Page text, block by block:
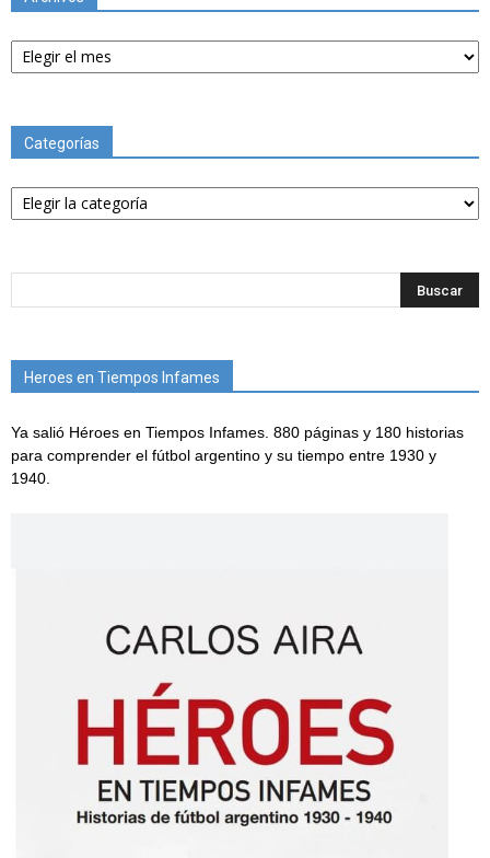
Archivos
Categorías
Categorías
Heroes en Tiempos Infames
Ya salió Héroes en Tiempos Infames. 880 páginas y 180 historias
para comprender el fútbol argentino y su tiempo entre 1930 y
1940.